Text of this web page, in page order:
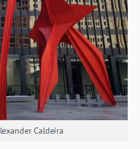
Caldeira